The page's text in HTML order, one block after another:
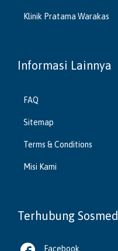
Klinik Pratama Warakas
Informasi Lainnya
FAQ
Sitemap
Terms & Conditions
Misi Kami
Terhubung Sosmed
Facebook